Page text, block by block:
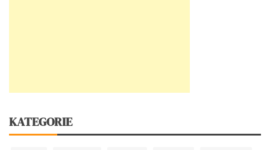
KATEGORIE